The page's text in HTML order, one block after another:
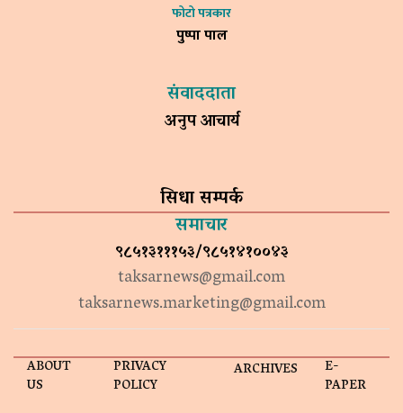
फोटो पत्रकार
पुष्पा पाल
संवाददाता
अनुप आचार्य
सिधा सम्पर्क
समाचार
९८५१३१११५३/९८५१४१००४३
taksarnews@gmail.com
taksarnews.marketing@gmail.com
ABOUT
US
PRIVACY
POLICY
ARCHIVES E-
PAPER